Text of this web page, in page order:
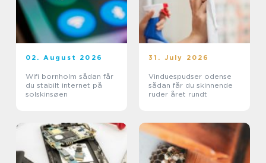
02. August 2026
Wifi bornholm sådan får
du stabilt internet på
solskinsøen
31. July 2026
Vinduespudser odense
sådan får du skinnende
ruder året rundt